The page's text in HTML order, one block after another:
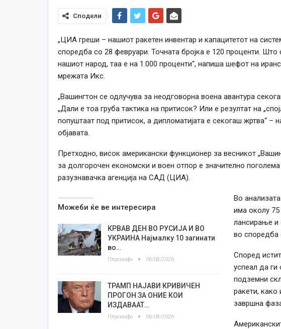
Сподели
„ЦИА греши – нашиот ракетен инвентар и капацитетот на
споредба со 28 февруари. Точната бројка е 120 проценти.
нашиот народ, таа е на 1.000 проценти“, напиша шефот на
мрежата Икс.
„Вашингтон се одлучува за неодговорна воена авантура
„Дали е тоа груба тактика на притисок? Или е резултат на
попуштаат под притисок, а дипломатијата е секогаш жртва“ –
објавата.
Претходно, висок американски функционер за весникот
за долгорочен економски и воен отпор е значително
разузнавачка агенција на САД (ЦИА).
Можеби ќе ве интересира
КРВАВ ДЕН ВО РУСИЈА И ВО
УКРАИНА Најмалку 10 загинати
во…
Плусинфо 06/08/2026
ТРАМП НАЈАВИ КРИВИЧЕН
ПРОГОН ЗА ОНИЕ КОИ
ИЗДАВААТ…
Плусинфо 06/08/2026
Во
има околу
лансирање и
во споредба
Според
успеал да ги
подземни
ракети, како
завршна